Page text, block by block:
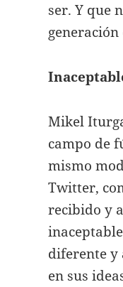
ser. Y que
Mikel
campo de
mismo
Twitter,
recibido y
diferente y
en sus